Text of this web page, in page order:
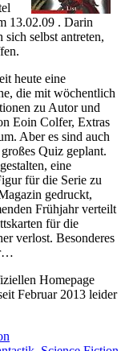
13.02.09 . Darin
selbst antreten,
heute eine
die mit wöchentlich
zu Autor und
Eoin Colfer, Extras
Aber es sind auch
Quiz geplant.
eine
für die Serie zu
gedruckt,
Frühjahr verteilt
für die
verlost. Besonderes
Homepage
Februar 2013 leider